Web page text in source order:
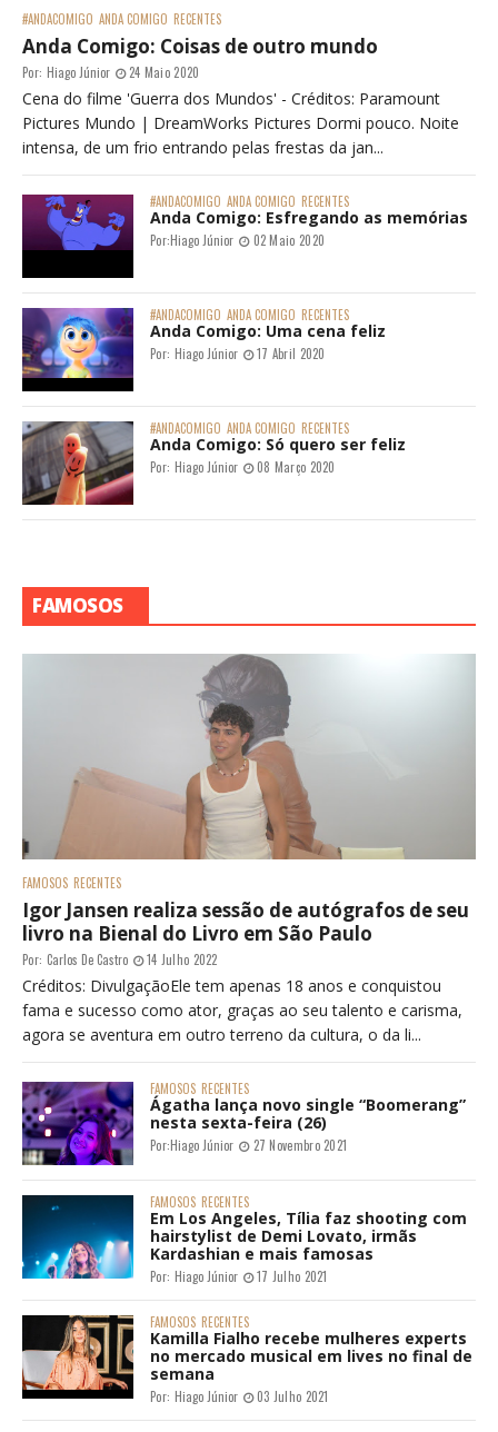
#ANDACOMIGO ANDA COMIGO RECENTES
Anda Comigo: Coisas de outro mundo
Por: Hiago Júnior 24 Maio 2020
Cena do filme 'Guerra dos Mundos' - Créditos: Paramount
Pictures Mundo | DreamWorks Pictures Dormi pouco. Noite
intensa, de um frio entrando pelas frestas da jan...
#ANDACOMIGO ANDA COMIGO RECENTES
Anda Comigo: Esfregando as memórias
Por:Hiago Júnior 02 Maio 2020
#ANDACOMIGO ANDA COMIGO RECENTES
Anda Comigo: Uma cena feliz
Por: Hiago Júnior 17 Abril 2020
#ANDACOMIGO ANDA COMIGO RECENTES
Anda Comigo: Só quero ser feliz
Por: Hiago Júnior 08 Março 2020
FAMOSOS
FAMOSOS RECENTES
Igor Jansen realiza sessão de autógrafos de seu
livro na Bienal do Livro em São Paulo
Por: Carlos De Castro 14 Julho 2022
Créditos: DivulgaçãoEle tem apenas 18 anos e conquistou
fama e sucesso como ator, graças ao seu talento e carisma,
agora se aventura em outro terreno da cultura, o da li...
FAMOSOS RECENTES
Ágatha lança novo single “Boomerang”
nesta sexta-feira (26)
Por:Hiago Júnior 27 Novembro 2021
FAMOSOS RECENTES
Em Los Angeles, Tília faz shooting com
hairstylist de Demi Lovato, irmãs
Kardashian e mais famosas
Por: Hiago Júnior 17 Julho 2021
FAMOSOS RECENTES
Kamilla Fialho recebe mulheres experts
no mercado musical em lives no final de
semana
Por: Hiago Júnior 03 Julho 2021